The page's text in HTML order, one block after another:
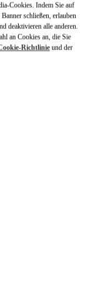
in New Tab
Cookies. Indem Sie auf
schließen, erlauben
deaktivieren alle anderen.
an Cookies an, die Sie
Richtlinie und der